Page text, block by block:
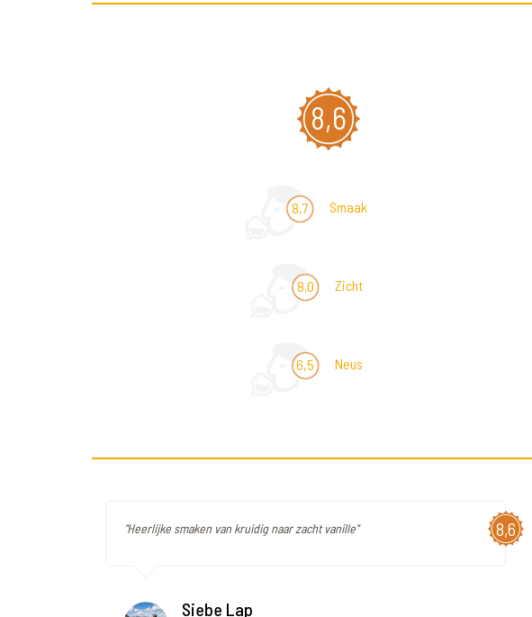
8,6
8,7 Smaak
8,0 Zicht
6,5 Neus
8,6
"Heerlijke smaken van kruidig naar zacht vanille"
Siebe Lap